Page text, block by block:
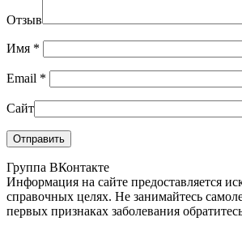
Отзыв
Имя *
Email *
Сайт
Группа ВКонтакте
Информация на сайте предоставляется
справочных целях. Не занимайтесь
первых признаках заболевания